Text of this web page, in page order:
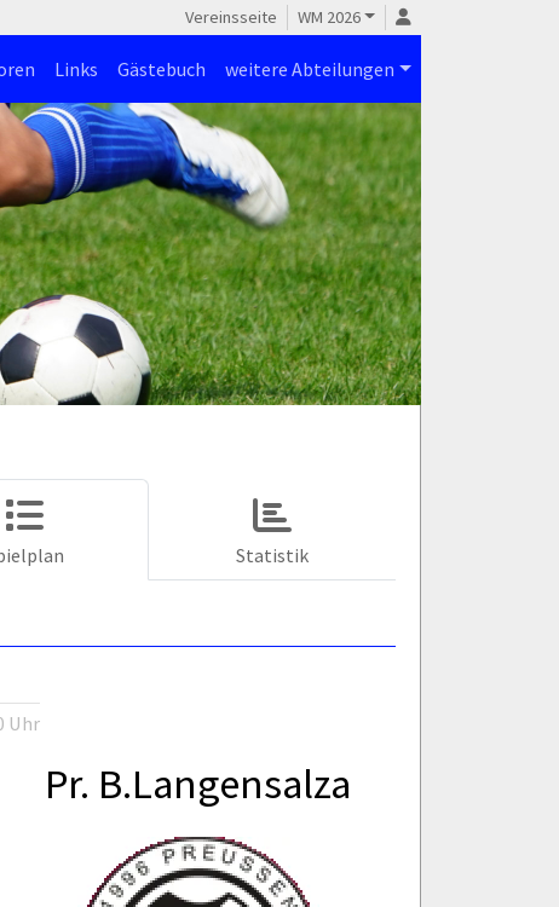
Vereinsseite WM 2026
Links Gästebuch weitere Abteilungen
Statistik
Uhr
Pr. B.Langensalza